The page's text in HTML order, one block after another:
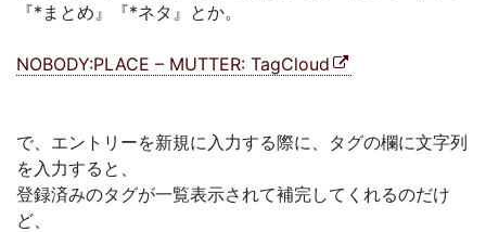
『*まとめ』『*ネタ』とか。
NOBODY:PLACE – MUTTER: TagCloud
で、エントリーを新規に入力する際に、タグの欄に文字列
を入力すると、
登録済みのタグが一覧表示されて補完してくれるのだけ
ど、